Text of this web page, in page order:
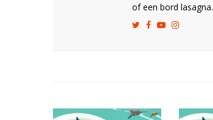
of een bord lasagna.